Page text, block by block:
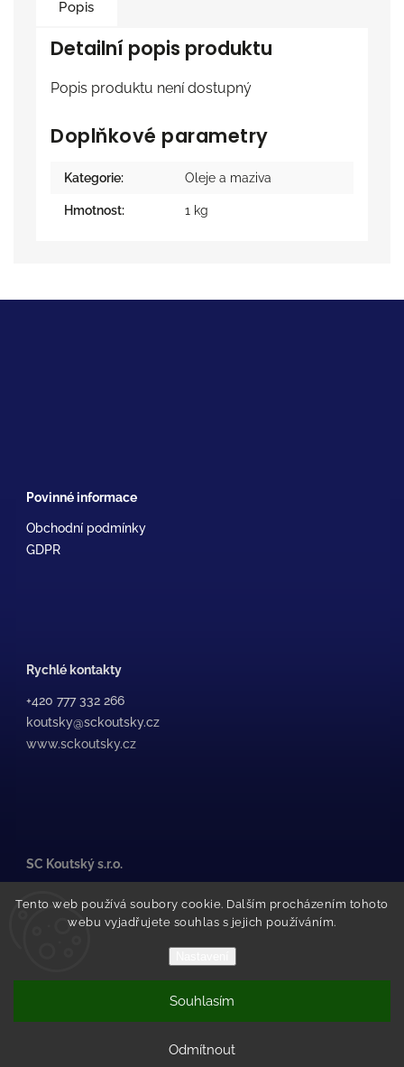
Tento web používá soubory cookie. Dalším procházením tohoto
webu vyjadřujete souhlas s jejich používáním.
Odmítnout
Souhlasím
Popis
Detailní popis produktu
Popis produktu není dostupný
Doplňkové parametry
Kategorie: Oleje a maziva
Hmotnost: 1 kg
Povinné informace
Obchodní podmínky
GDPR
Rychlé kontakty
+420 777 332 266
koutsky@sckoutsky.cz
www.sckoutsky.cz
SC Koutský s.r.o.
500 02 Hradec Králové
Pražské Předměstí
Vytvořil Shoptet